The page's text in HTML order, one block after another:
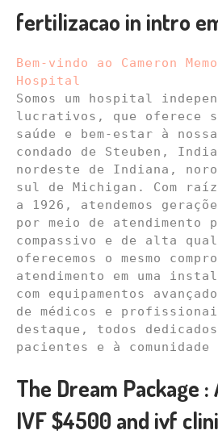
fertilizacao in intro
Bem-vindo ao Cameron
Hospital
Somos um hospital
lucrativos, que oferece
saúde e bem-estar à
condado de Steuben,
nordeste de Indiana,
sul de Michigan. Com
a 1926, atendemos
por meio de atendimento
compassivo e de alta
oferecemos o mesmo
atendimento em uma
com equipamentos
de médicos e
destaque, todos
pacientes e à comunidade
The Dream Package
IVF $4500 and ivf